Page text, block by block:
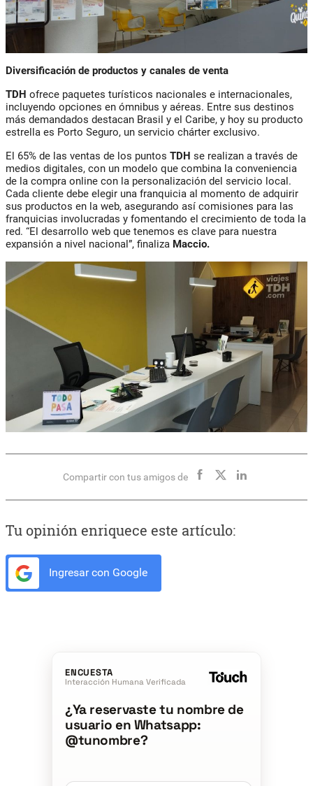
Diversificación de productos y canales de venta
TDH ofrece paquetes turísticos nacionales e internacionales,
incluyendo opciones en ómnibus y aéreas. Entre sus destinos
más demandados destacan Brasil y el Caribe, y hoy su producto
estrella es Porto Seguro, un servicio chárter exclusivo.
El 65% de las ventas de los puntos TDH se realizan a través de
medios digitales, con un modelo que combina la conveniencia
de la compra online con la personalización del servicio local.
Cada cliente debe elegir una franquicia al momento de adquirir
sus productos en la web, asegurando así comisiones para las
franquicias involucradas y fomentando el crecimiento de toda la
red. “El desarrollo web que tenemos es clave para nuestra
expansión a nivel nacional”, finaliza Maccio.
Compartir con tus amigos de
Tu opinión enriquece este artículo:
Ingresar con Google
ENCUESTA
Interacción Humana Verificada
¿Ya reservaste tu nombre de
usuario en Whatsapp:
@tunombre?